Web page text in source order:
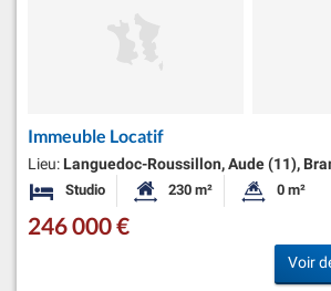
Immeuble Locatif
Lieu: Languedoc-Roussillon, Aude (11),
Studio ChambresSurface habitable:
230 m² 0 m²
246 000 €
Voir